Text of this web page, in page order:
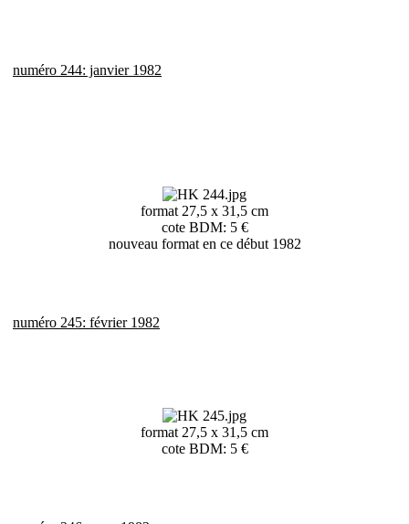
numéro 244: janvier 1982
format 27,5 x 31,5 cm
cote BDM: 5 €
nouveau format en ce début 1982
numéro 245: février 1982
format 27,5 x 31,5 cm
cote BDM: 5 €